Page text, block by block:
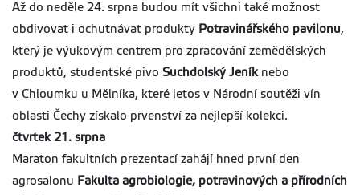
Až do neděle 24. srpna budou mít všichni také možnost
obdivovat i ochutnávat produkty Potravinářského pavilonu,
který je výukovým centrem pro zpracování zemědělských
produktů, studentské pivo Suchdolský Jeníknebo
v Chloumku u Mělníka, které letos v Národní soutěži vín
oblasti Čechy získalo prvenství za nejlepší kolekci.
čtvrtek 21. srpna
Maraton fakultních prezentací zahájí hned první den
agrosalonu Fakulta agrobiologie, potravinových a přírodních